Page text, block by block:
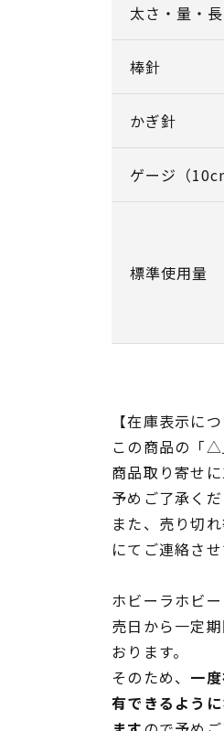
太さ・量・
棒針
かぎ針
ゲージ（
標準使用量
【在庫表示につ
この商品の「△
商品取り寄せ
予めご了承くだ
また、売り切
にてご連絡させ
ホビーラホビ
売日から一定
おります。
そのため、 一
有できるよう